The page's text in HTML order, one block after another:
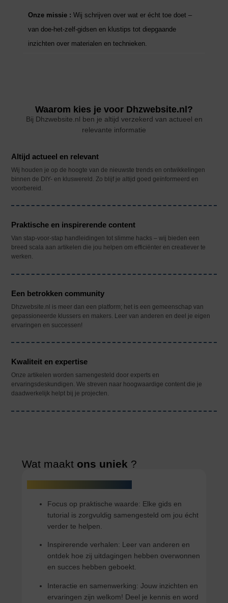
Onze missie : Wij schrijven over wat er écht toe doet –
van doe-het-zelf-gidsen en klustips tot diepgaande
inzichten over materialen en technieken.
Waarom kies je voor Dhzwebsite.nl?
Bij Dhzwebsite.nl ben je altijd verzekerd van actueel en
relevante informatie
Altijd actueel en relevant
Wij houden je op de hoogte van de nieuwste trends en ontwikkelingen
binnen de DIY- en kluswereld. Zo blijf je altijd goed geïnformeerd en
voorbereid.
Praktische en inspirerende content
Van stap-voor-stap handleidingen tot slimme hacks – wij bieden een
breed scala aan artikelen die jou helpen om efficiënter en creatiever te
werken.
Een betrokken community
Dhzwebsite.nl is meer dan een platform; het is een gemeenschap van
gepassioneerde klussers en makers. Leer van anderen en deel je eigen
ervaringen en successen!
Kwaliteit en expertise
Onze artikelen worden samengesteld door experts en
ervaringsdeskundigen. We streven naar hoogwaardige content die je
daadwerkelijk helpt bij je projecten.
Wat maakt ons uniek ?
Focus op praktische waarde: Elke gids en
tutorial is zorgvuldig samengesteld om jou écht
verder te helpen.
Inspirerende verhalen: Leer van anderen en
ontdek hoe zij uitdagingen hebben overwonnen
en succes hebben geboekt.
Interactie en samenwerking: Jouw inzichten en
ervaringen zijn welkom! Deel je kennis en word